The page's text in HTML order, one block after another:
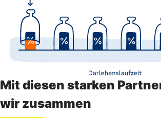
Mit diesen starken
wir zusammen